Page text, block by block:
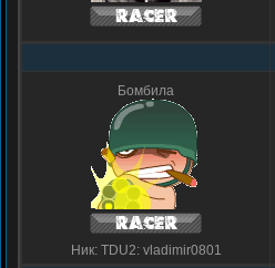
Бомбила
Ник: TDU2: vladimir0801